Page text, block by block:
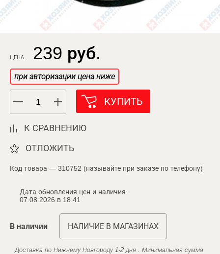
ЦЕНА 239 руб.
при авторизации цена ниже
КУПИТЬ
К СРАВНЕНИЮ
ОТЛОЖИТЬ
Код товара — 310752 (называйте при заказе по телефону)
Дата обновления цен и наличия:
07.08.2026 в 18:41
В наличии НАЛИЧИЕ В МАГАЗИНАХ
Доставка по Нижнему Новгороду 1-2 дня . Минимальная сумма